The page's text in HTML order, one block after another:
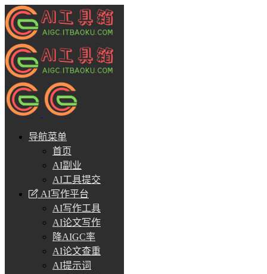
导航菜单
首页
AI副业
AI工具提交
AI写作平台
AI写作工具
AI论文写作
降AIGC率
AI论文查重
AI提示词